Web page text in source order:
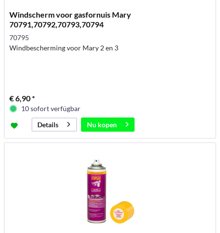
Windscherm voor gasfornuis Mary
70791,70792,70793,70794
70795
Windbescherming voor Mary 2 en 3
€ 6,90 *
10 sofort verfügbar
Details
Nu kopen